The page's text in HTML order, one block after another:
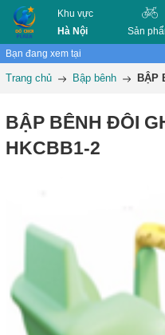
Khu vực
Hà Nội
Sản
Bạn đang xem tại
Trang chủ Bập bênh BẬP
BẬP BÊNH ĐÔI
HKCBB1-2